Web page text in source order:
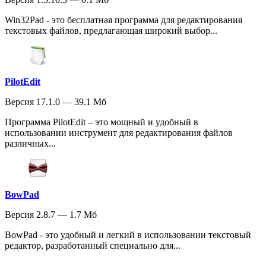
Win32Pad - это бесплатная программа для редактирования
текстовых файлов, предлагающая широкий выбор...
PilotEdit
Версия 17.1.0 — 39.1 Мб
Программа PilotEdit – это мощный и удобный в
использовании инструмент для редактирования файлов
различных...
BowPad
Версия 2.8.7 — 1.7 Мб
BowPad - это удобный и легкий в использовании текстовый
редактор, разработанный специально для...